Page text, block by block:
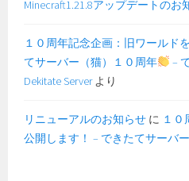
Minecraft1.21.8アップデートのお
１０周年記念企画：旧ワールド
てサーバー（猫）１０周年
–
Dekitate Serverより
リニューアルのお知らせ に １０
公開します！ – できたてサーバ